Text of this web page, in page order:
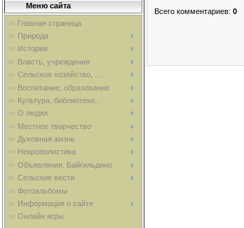
Меню сайта
Главная страница
Природа
История
Власть, учреждения
Сельское хозяйство, ...
Воспитание, образование
Культура, библиотеки...
О людях
Местное творчество
Духовная жизнь
Некрополистика
Объявления. Байгильдино
Сельские вести
Фотоальбомы
Информация о сайте
Онлайн игры
Всего комментариев: 0